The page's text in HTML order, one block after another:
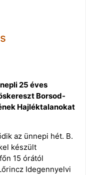
25 éves
Borsod-
Hajléktalanokat
az ünnepi hét. B.
készült
15 órától
Idegennyelvi